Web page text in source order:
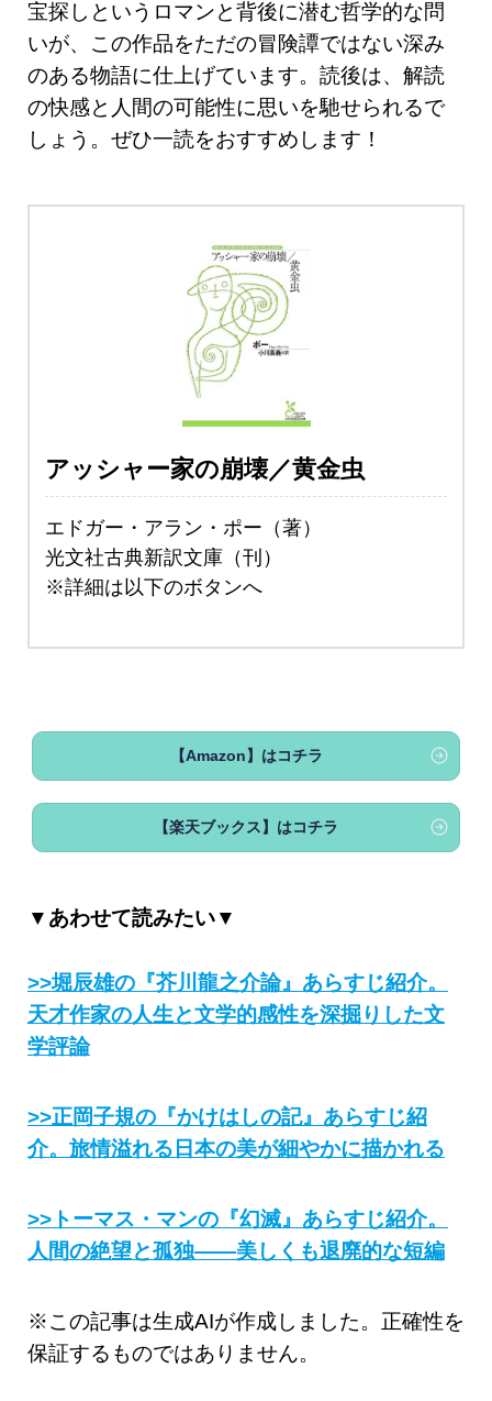
宝探しというロマンと背後に潜む哲学的な問
いが、この作品をただの冒険譚ではない深み
のある物語に仕上げています。読後は、解読
の快感と人間の可能性に思いを馳せられるで
しょう。ぜひ一読をおすすめします！
アッシャー家の崩壊／黄金虫
エドガー・アラン・ポー（著）
光文社古典新訳文庫（刊）
※詳細は以下のボタンへ
【Amazon】はコチラ
【楽天ブックス】はコチラ
▼あわせて読みたい▼
>>堀辰雄の『芥川龍之介論』あらすじ紹介。
天才作家の人生と文学的感性を深掘りした文
学評論
>>正岡子規の『かけはしの記』あらすじ紹
介。旅情溢れる日本の美が細やかに描かれる
>>トーマス・マンの『幻滅』あらすじ紹介。
人間の絶望と孤独——美しくも退廃的な短編
※この記事は生成AIが作成しました。正確性を
保証するものではありません。